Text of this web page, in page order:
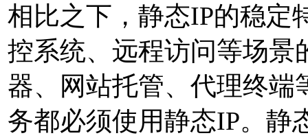
相比之下，静态IP的稳定
控系统、远程访问等场景
器、网站托管、代理终端
务都必须使用静态IP。静